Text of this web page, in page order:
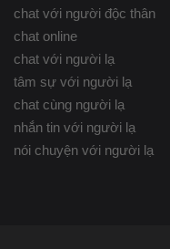
chat với người độc thân
chat online
chat với người lạ
tâm sự với người lạ
chat cùng người lạ
nhắn tin với người lạ
nói chuyện với người lạ